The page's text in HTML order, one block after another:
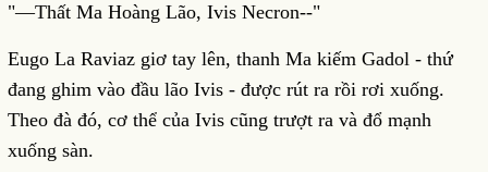
"—Thất Ma Hoàng Lão, Ivis Necron--"
Eugo La Raviaz giơ tay lên, thanh Ma kiếm Gadol - thứ
đang ghim vào đầu lão Ivis - được rút ra rồi rơi xuống.
Theo đà đó, cơ thể của Ivis cũng trượt ra và đổ mạnh
xuống sàn.